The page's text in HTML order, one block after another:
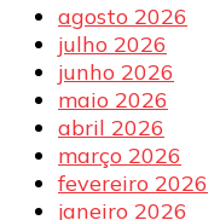
agosto 2026
julho 2026
junho 2026
maio 2026
abril 2026
março 2026
fevereiro 2026
janeiro 2026